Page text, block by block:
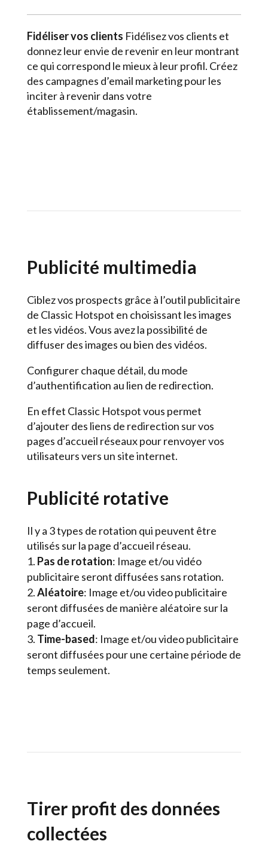
Fidéliser vos clients Fidélisez vos clients et
donnez leur envie de revenir en leur montrant
ce qui correspond le mieux à leur profil. Créez
des campagnes d’email marketing pour les
inciter à revenir dans votre
établissement/magasin.
Publicité multimedia
Ciblez vos prospects grâce à l’outil publicitaire
de Classic Hotspot en choisissant les images
et les vidéos. Vous avez la possibilité de
diffuser des images ou bien des vidéos.
Configurer chaque détail, du mode
d’authentification au lien de redirection.
En effet Classic Hotspot vous permet
d’ajouter des liens de redirection sur vos
pages d’accueil réseaux pour renvoyer vos
utilisateurs vers un site internet.
Publicité rotative
Il y a 3 types de rotation qui peuvent être
utilisés sur la page d’accueil réseau.
Pas de rotation: Image et/ou vidéo
publicitaire seront diffusées sans rotation.
Aléatoire: Image et/ou video publicitaire
seront diffusées de manière aléatoire sur la
page d’accueil.
Time-based: Image et/ou video publicitaire
seront diffusées pour une certaine période de
temps seulement.
Tirer profit des données
collectées